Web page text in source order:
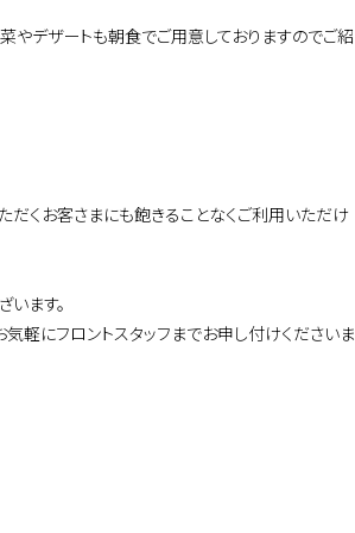
やデザートも朝食でご用意しておりますのでご紹
くお客さまにも飽きることなくご利用いただけ
ます。
軽にフロントスタッフまでお申し付けくださいま